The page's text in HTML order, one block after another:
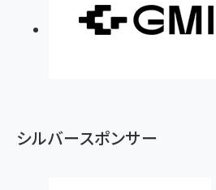
シルバースポンサー